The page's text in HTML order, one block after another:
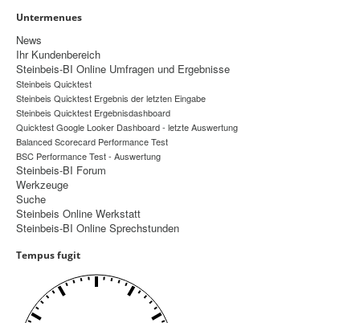
Datenschutz
Impressum
Home
Prognosen
Beratung
Management
Controlling
Balanced Scorecard
Benchmarking
Untermenues
News
Ihr Kundenbereich
Steinbeis-BI Online Umfragen und Ergebnisse
Steinbeis Quicktest
Steinbeis Quicktest Ergebnis der letzten Eingabe
Steinbeis Quicktest Ergebnisdashboard
Quicktest Google Looker Dashboard - letzte Auswertung
Balanced Scorecard Performance Test
BSC Performance Test - Auswertung
Steinbeis-BI Forum
Werkzeuge
Suche
Steinbeis Online Werkstatt
Steinbeis-BI Online Sprechstunden
Tempus fugit